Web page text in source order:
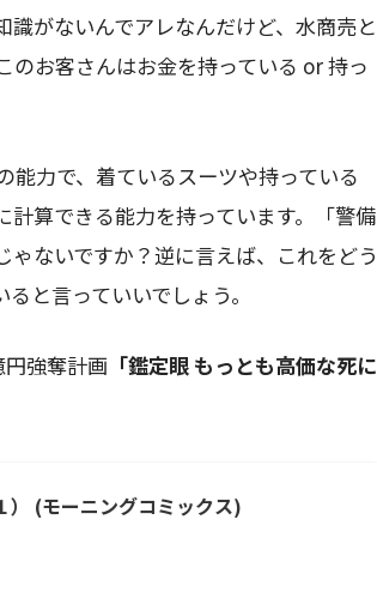
がないんでアレなんだけど、水商売と
お客さんはお金を持っている or 持っ
能力で、着ているスーツや持っている
算できる能力を持っています。「警備
ないですか？逆に言えば、これをどう
と言っていいでしょう。
強奪計画 「鑑定眼 もっとも高価な死に
(モーニングコミックス)